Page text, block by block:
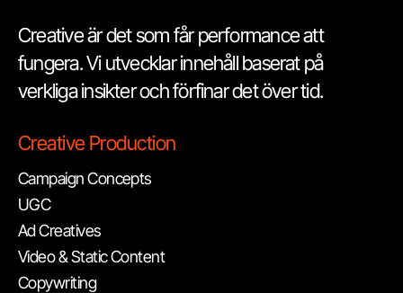
Creative är det som får performance att
fungera. Vi utvecklar innehåll baserat på
verkliga insikter och förfinar det över tid.
Creative Production
Campaign Concepts
UGC
Ad Creatives
Video & Static Content
Copywriting